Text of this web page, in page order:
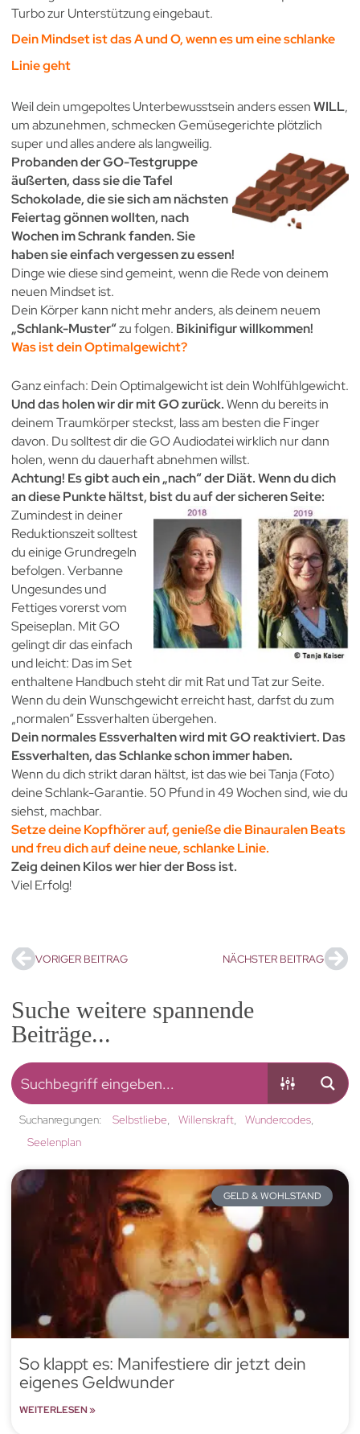
Turbo zur Unterstützung eingebaut.
Dein Mindset ist das A und O, wenn es um eine schlanke
Linie geht
Weil dein umgepoltes Unterbewusstsein anders essenWILL,
um abzunehmen, schmecken Gemüsegerichte plötzlich
super und alles andere als langweilig.
Probanden der GO-Testgruppe
äußerten, dass sie die Tafel
Schokolade, die sie sich am nächsten
Feiertag gönnen wollten, nach
Wochen im Schrank fanden.Sie
haben sie einfach vergessen zu essen!
Dinge wie diese sind gemeint, wenn die Rede von deinem
neuen Mindset ist.
Dein Körper kann nicht mehr anders, als deinem neuem
„Schlank-Muster“zu folgen. Bikinifigur willkommen!
Was ist dein Optimalgewicht?
Ganz einfach: Dein Optimalgewicht ist dein Wohlfühlgewicht.
Und das holen wir dir mit GO zurück.Wenn du bereits in
deinem Traumkörper steckst, lass am besten die Finger
davon. Du solltest dir die GO Audiodatei wirklich nur dann
holen, wenn du dauerhaft abnehmen willst.
Achtung! Es gibt auch ein „nach“ der Diät. Wenn du dich
an diese Punkte hältst, bist du auf der sicheren Seite:
Zumindest in deiner
Reduktionszeit solltest
du einige Grundregeln
befolgen. Verbanne
Ungesundes und
Fettiges vorerst vom
Speiseplan. Mit GO
gelingt dir das einfach
und leicht: Das im Set
enthaltene Handbuch steht dir mit Rat und Tat zur Seite.
Wenn du dein Wunschgewicht erreicht hast, darfst du zum
„normalen“ Essverhalten übergehen.
Dein normales Essverhalten wird mit GO reaktiviert. Das
Essverhalten, das Schlanke schon immer haben.
Wenn du dich strikt daran hältst, ist das wie bei Tanja (Foto)
deine Schlank-Garantie. 50 Pfund in 49 Wochen sind, wie du
siehst, machbar.
Setze deine Kopfhörer auf, genieße die Binauralen Beats
und freu dich auf deine neue, schlanke Linie.
Zeig deinen Kilos wer hier der Boss ist.
Viel Erfolg!
VORIGER BEITRAG NÄCHSTER BEITRAG
Suche weitere spannende
Beiträge...
Suchanregungen: Selbstliebe Willenskraft
Wundercodes
Seelenplan
GELD & WOHLSTAND
So klappt es: Manifestiere dir jetzt dein
eigenes Geldwunder
WEITERLESEN »